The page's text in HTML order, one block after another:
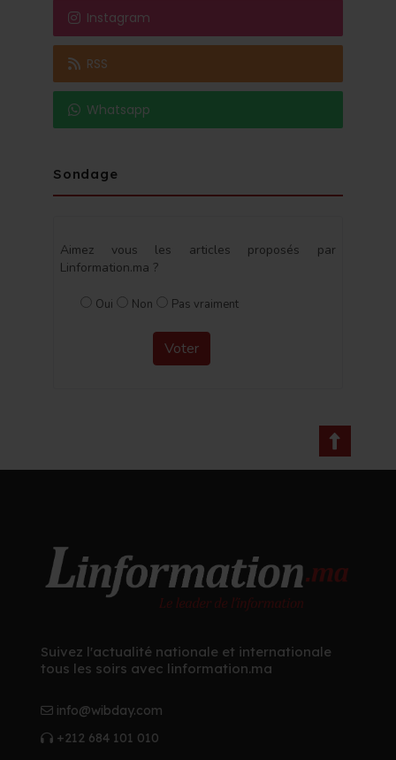
Instagram
RSS
Whatsapp
Sondage
Aimez vous les articles proposés par
Linformation.ma ?
Oui Non Pas vraiment
Voter
Suivez l'actualité nationale et internationale
tous les soirs avec linformation.ma
info@wibday.com
+212 684 101 010